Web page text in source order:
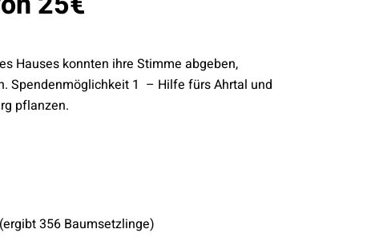
Hauses konnten ihre Stimme abgeben,
Spendenmöglichkeit 1 – Hilfe fürs Ahrtal und
pflanzen.
356 Baumsetzlinge)